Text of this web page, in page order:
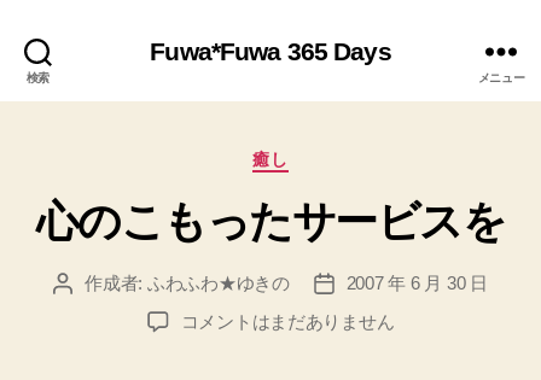
検索
Fuwa*Fuwa 365 Days
メニュー
カ
ゴ
リ
癒し
心のこもったサービスを
投 作成者: ふわふわ★ゆきの
投
稿
日
2007 年 6 月 30 日
心
コメントはまだありません